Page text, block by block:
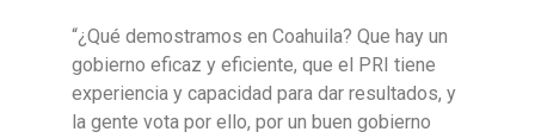
“¿Qué demostramos en Coahuila? Que hay un
gobierno eficaz y eficiente, que el PRI tiene
experiencia y capacidad para dar resultados, y
la gente vota por ello, por un buen gobierno